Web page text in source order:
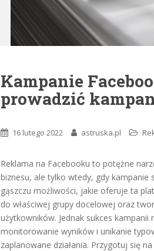
Kampanie
prowadzić
16 lutego 2022 astruska.pl
Reklama na Facebooku to potężne
biznesu, ale tylko wtedy, gdy
gąszczu możliwości, jakie oferuje ta
do właściwej grupy docelowej oraz
użytkowników. Jednak sukces
monitorowanie wyników i unikanie
zaplanowane działania. Przygotuj się